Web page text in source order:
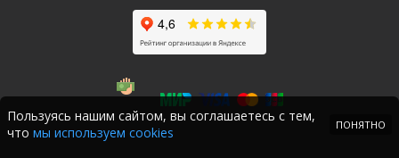
Пользуясь нашим сайтом, вы соглашаетесь с тем,
что мы используем cookies ПОНЯТНО